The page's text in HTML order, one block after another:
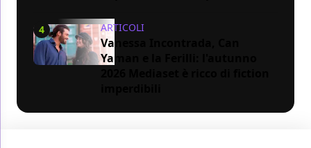
4 ARTICOLI
Vanessa Incontrada, Can
Yaman e la Ferilli: l'autunno